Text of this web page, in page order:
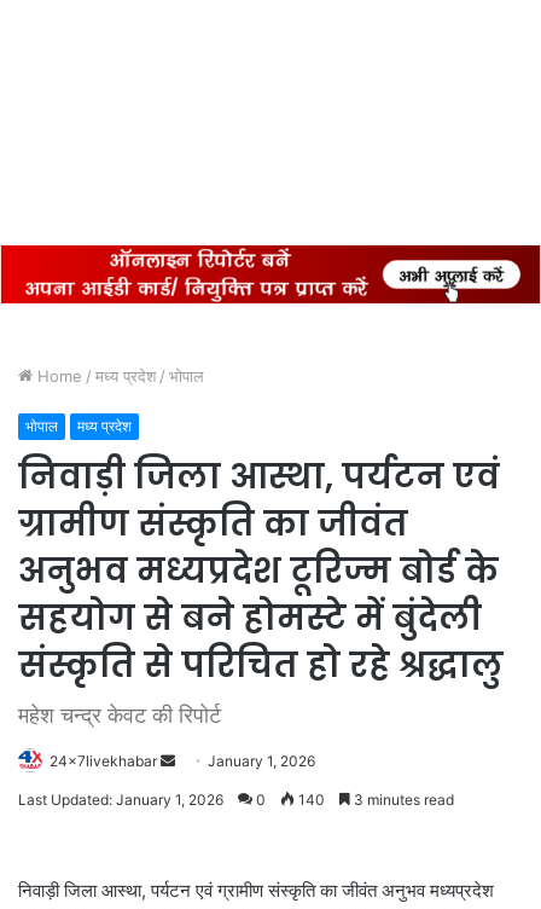
Home / मध्य प्रदेश / भोपाल
भोपाल मध्य प्रदेश
निवाड़ी जिला आस्था, पर्यटन एवं
ग्रामीण संस्कृति का जीवंत
अनुभव मध्यप्रदेश टूरिज्म बोर्ड के
सहयोग से बने होमस्टे में बुंदेली
संस्कृति से परिचित हो रहे श्रद्धालु
महेश चन्द्र केवट की रिपोर्ट
24x7livekhabar
SendJanuary 1, 2026
Last Updated: January 1, 2026 0 140 3 minutes read
निवाड़ी जिला आस्था, पर्यटन एवं ग्रामीण संस्कृति का जीवंत अनुभव मध्यप्रदेश